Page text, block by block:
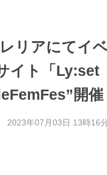
リアにてイ
イト「Ly:set
開催
2023年07月03日 13時16